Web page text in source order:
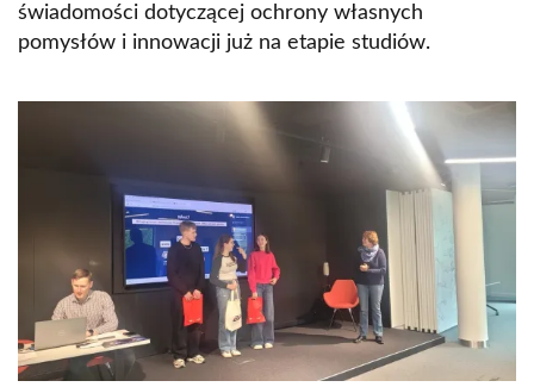
świadomości dotyczącej ochrony własnych
pomysłów i innowacji już na etapie studiów.